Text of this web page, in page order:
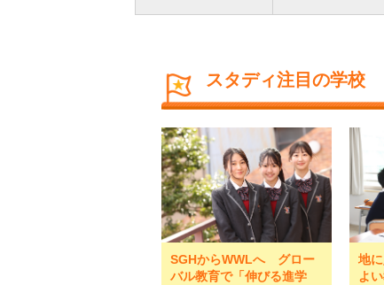
スタディ注目の学校
SGHからWWLへ グロー
バル教育で「伸びる進学
地
よ